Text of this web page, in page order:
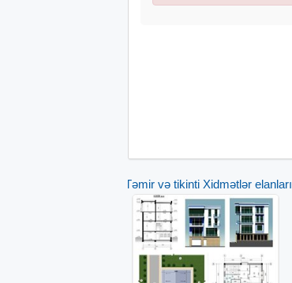
Təmir və tikinti Xidmətlər elanları